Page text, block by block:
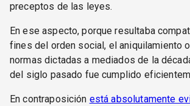
preceptos de las leyes.
En ese aspecto, porque resultaba
fines del orden social, el aniquilamiento
normas dictadas a mediados de la
del siglo pasado fue cumplido
En contraposición está absolutamente